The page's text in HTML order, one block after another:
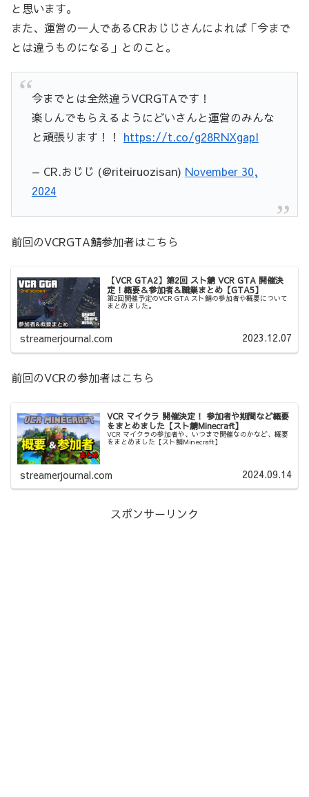
と思います。
また、運営の一人であるCRおじじさんによれば「今まで
とは違うものになる」とのこと。
今までとは全然違うVCRGTAです！
楽しんでもらえるようにどいさんと運営のみんな
と頑張ります！！ https://t.co/g28RNXgapI
— CR.おじじ (@riteiruozisan) November 30,
2024
前回のVCRGTA鯖参加者はこちら
【VCR GTA2】第2回 スト鯖 VCR GTA 開催決
定！概要＆参加者＆職業まとめ【GTA5】
第2回開催予定のVCR GTA スト鯖の参加者や概要について
まとめました。
streamerjournal.com 2023.12.07
前回のVCRの参加者はこちら
VCR マイクラ 開催決定！ 参加者や期間など概要
をまとめました【スト鯖Minecraft】
VCR マイクラの参加者や、いつまで開催なのかなど、概要
をまとめました【スト鯖Minecraft】
streamerjournal.com 2024.09.14
スポンサーリンク